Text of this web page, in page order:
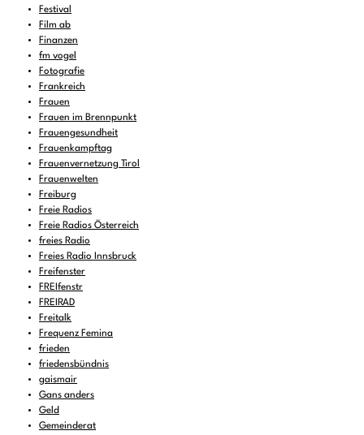
Festival
Film ab
Finanzen
fm vogel
Fotografie
Frankreich
Frauen
Frauen im Brennpunkt
Frauengesundheit
Frauenkampftag
Frauenvernetzung Tirol
Frauenwelten
Freiburg
Freie Radios
Freie Radios Österreich
freies Radio
Freies Radio Innsbruck
Freifenster
FREIfenstr
FREIRAD
Freitalk
Frequenz Femina
frieden
friedensbündnis
gaismair
Gans anders
Geld
Gemeinderat